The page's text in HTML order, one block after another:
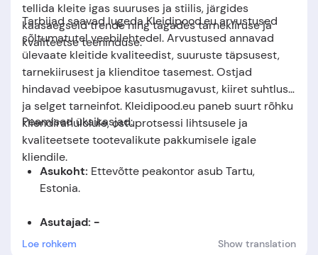
tellida kleite igas suuruses ja stiilis, järgides
kaasaegseid trende ning tagades tarnekiiruse ja
kvaliteetse teeninduse.
Tarbijad saavad lugeda Kleidipood.eu arvustused
sõltumatutel veebilehtedel. Arvustused annavad
ülevaate kleitide kvaliteedist, suuruste täpsusest,
tarnekiirusest ja klienditoe tasemest. Ostjad
hindavad veebipoe kasutusmugavust, kiiret suhtlust
ja selget tarneinfot. Kleidipood.eu paneb suurt rõhku
kliendirahulolule, ostuprotsessi lihtsusele ja
kvaliteetsete tootevalikute pakkumisele igale
kliendile.
Peamised üksikasjad:
Asukoht: Ettevõtte peakontor asub Tartu,
Estonia.
Asutajad: -
Loe rohkem Show translation